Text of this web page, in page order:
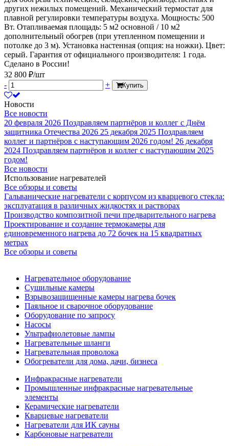
других нежилых помещений. Механический термостат для
плавной регулировки температуры воздуха. Мощность: 500
Вт. Отапливаемая площадь: 5 м2 основной / 10 м2
дополнительный обогрев (при утепленном помещении и
потолке до 3 м). Установка настенная (опция: на ножки). Цвет:
серый. Гарантия от официального производителя: 1 года.
Сделано в России!
32 800 ₽/шт
-
+ Купить
Новости
Все новости
20 февраля 2026 Поздравляем партнёров и коллег с Днём
защитника Отечества 2026 25 декабря 2025 Поздравляем
коллег и партнёров с наступающим 2026 годом! 26 декабря
2024 Поздравляем партнёров и коллег с наступающим 2025
годом!
Все новости
Использование нагревателей
Все обзоры и советы
Гальванические нагреватели с корпусом из кварцевого стекла:
эксплуатация в различных жидкостях и растворах
Производство композитной печи предварительного нагрева
Проектирование и создание термокамеры для
единовременного нагрева до 72 бочек на 15 квадратных
метрах
Все обзоры и советы
Нагревательное оборудование
Сушильные камеры
Взрывозащищенные камеры нагрева бочек
Паяльное и сварочное оборудование
Оборудование по запросу
Насосы
Ультрафиолетовые лампы
Нагревательные шланги
Нагревательная проволока
Обогреватели для дома, дачи, бизнеса
Инфракрасные нагреватели
Промышленные инфракрасные нагревательные
элементы
Керамические нагреватели
Кварцевые нагреватели
Нагреватели для ИК сауны
Карбоновые нагреватели